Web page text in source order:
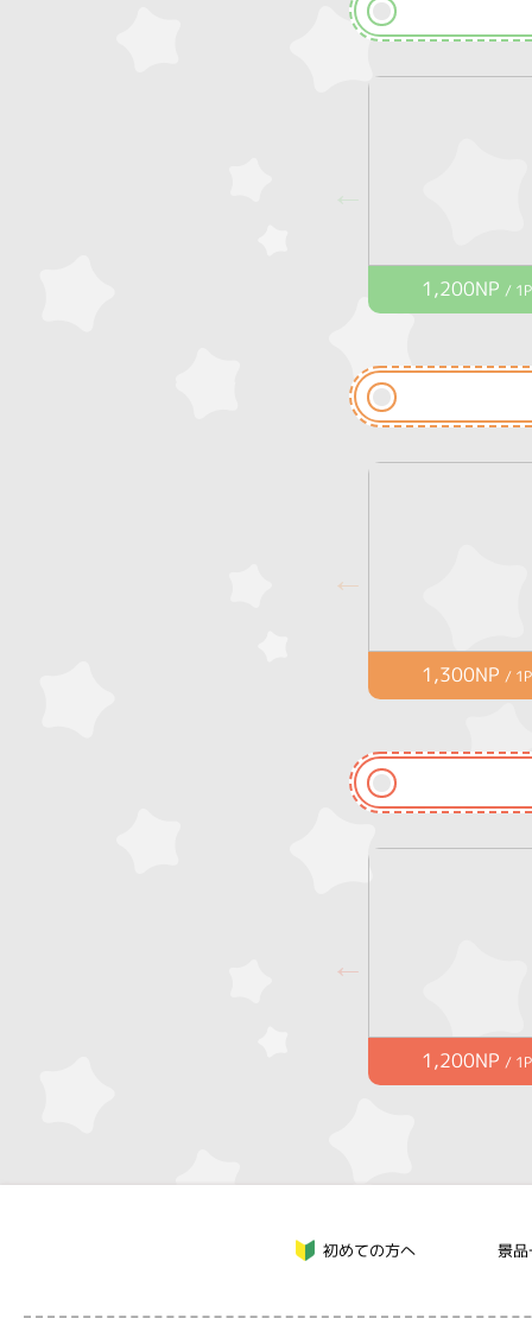
1,200NP /
1,300NP /
1,200NP /
初めての方へ 景